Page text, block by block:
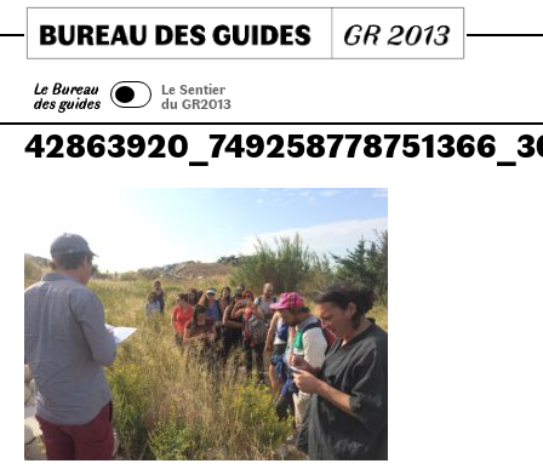
Skip
to
content
Le Bureau
des guides
Le Sentier
du GR2013